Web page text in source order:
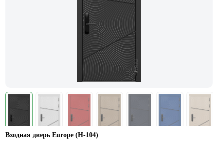
Входная дверь Europe (Н-104)